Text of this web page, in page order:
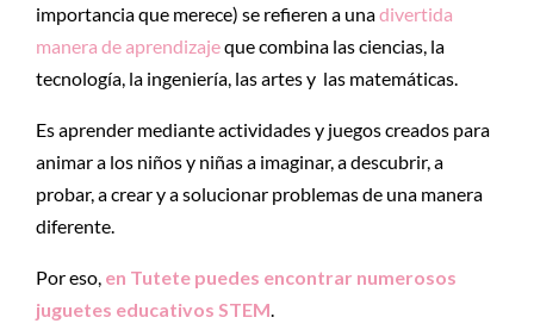
importancia que merece) se refieren a unadivertida
manera de aprendizajeque combina las ciencias, la
tecnología, la ingeniería, las artes y las matemáticas.
Es aprender mediante actividades y juegos creados para
animar a los niños y niñas a imaginar, a descubrir, a
probar, a crear y a solucionar problemas de una manera
diferente.
Por eso, en Tutete puedes encontrar numerosos
juguetes educativos STEM